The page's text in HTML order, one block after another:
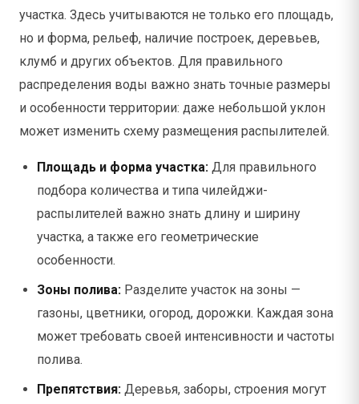
участка. Здесь учитываются не только его площадь,
но и форма, рельеф, наличие построек, деревьев,
клумб и других объектов. Для правильного
распределения воды важно знать точные размеры
и особенности территории: даже небольшой уклон
может изменить схему размещения распылителей.
Площадь и форма участка: Для правильного
подбора количества и типа чилейджи-
распылителей важно знать длину и ширину
участка, а также его геометрические
особенности.
Зоны полива: Разделите участок на зоны —
газоны, цветники, огород, дорожки. Каждая зона
может требовать своей интенсивности и частоты
полива.
Препятствия: Деревья, заборы, строения могут